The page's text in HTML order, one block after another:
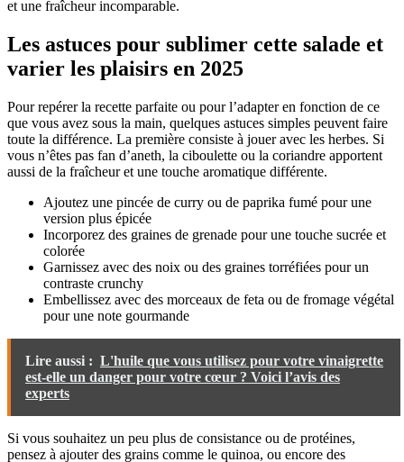
et une fraîcheur incomparable.
Les astuces pour sublimer cette salade et
varier les plaisirs en 2025
Pour repérer la recette parfaite ou pour l’adapter en fonction de ce
que vous avez sous la main, quelques astuces simples peuvent faire
toute la différence. La première consiste à jouer avec les herbes. Si
vous n’êtes pas fan d’aneth, la ciboulette ou la coriandre apportent
aussi de la fraîcheur et une touche aromatique différente.
Ajoutez une pincée de curry ou de paprika fumé pour une
version plus épicée
Incorporez des graines de grenade pour une touche sucrée et
colorée
Garnissez avec des noix ou des graines torréfiées pour un
contraste crunchy
Embellissez avec des morceaux de feta ou de fromage végétal
pour une note gourmande
Lire aussi : L'huile que vous utilisez pour votre vinaigrette
est-elle un danger pour votre cœur ? Voici l’avis des
experts
Si vous souhaitez un peu plus de consistance ou de protéines,
pensez à ajouter des grains comme le quinoa, ou encore des